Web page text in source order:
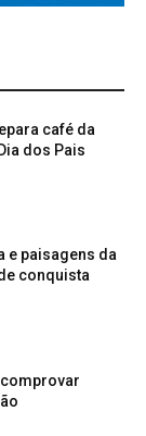
café da
dos Pais
e paisagens da
conquista